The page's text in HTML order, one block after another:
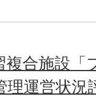
複合施設「
理運営状況